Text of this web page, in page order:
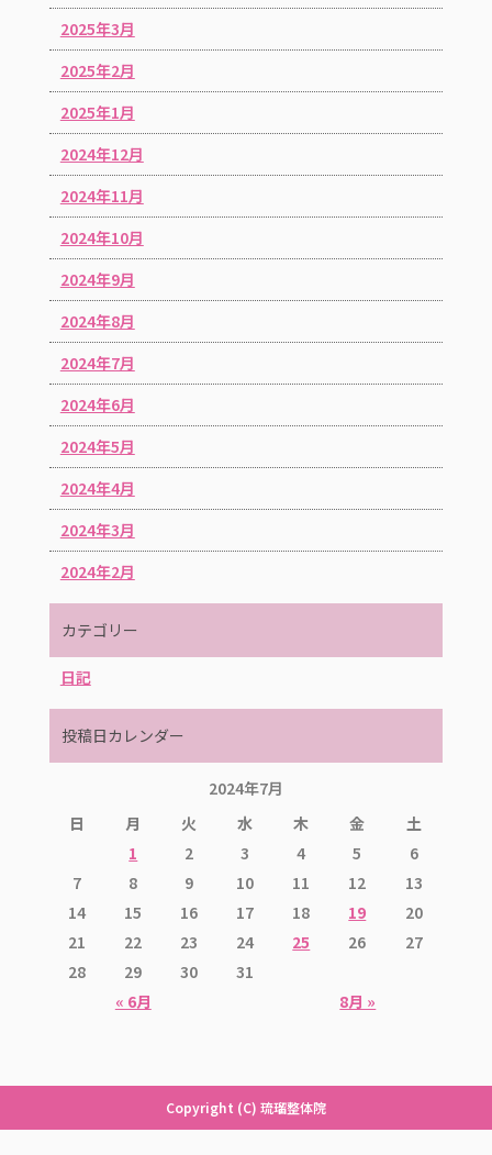
2025年3月
2025年2月
2025年1月
2024年12月
2024年11月
2024年10月
2024年9月
2024年8月
2024年7月
2024年6月
2024年5月
2024年4月
2024年3月
2024年2月
カテゴリー
日記
投稿日カレンダー
2024年7月
日
月 火 水 木 金 土
« 6月 8月 »
1 2 3 4 5
6
7
8 9 10 11 12
13
14
15 16 17 18 19
20
21
22 23 24 25 26
27
28
29 30 31
Copyright (C) 琉瑠整体院